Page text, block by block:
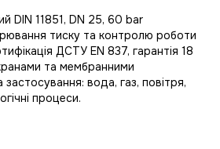
DIN 11851, DN 25, 60 bar
тиску та контролю роботи
ДСТУ EN 837, гарантія 18
кранами та мембранними
вода, газ, повітря,
процеси.